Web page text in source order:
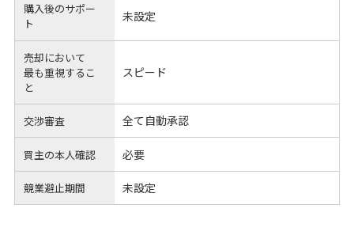
購入後のサポー
ト
未設定
売却において
最も重視するこ
と
スピード
交渉審査 全て自動承認
買主の本人確認 必要
競業避止期間 未設定